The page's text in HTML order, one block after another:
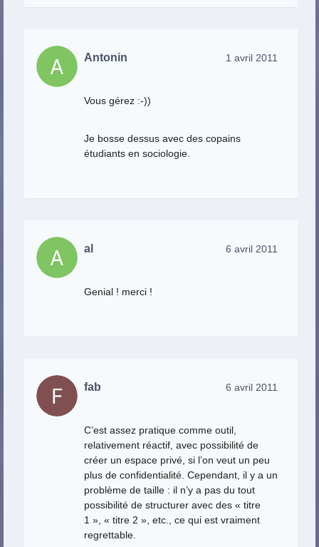
Antonin 1 avril 2011
Vous gérez :-))
Je bosse dessus avec des copains
étudiants en sociologie.
al 6 avril 2011
Genial ! merci !
fab 6 avril 2011
C’est assez pratique comme outil,
relativement réactif, avec possibilité de
créer un espace privé, si l’on veut un peu
plus de confidentialité. Cependant, il y a un
problème de taille : il n’y a pas du tout
possibilité de structurer avec des « titre
1 », « titre 2 », etc., ce qui est vraiment
regrettable.